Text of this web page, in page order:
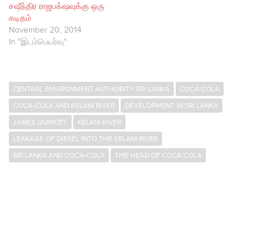
சஷீந்திர ராஜபக்‌ஷவுக்கு ஒரு
கடிதம்
November 20, 2014
In "இடம்பெயர்வு"
CENTRAL ENVIRONMENT AUTHORITY SRI LANKA
COCA COLA
COCA-COLA AND KELANI RIVER
DEVELOPMENT IN SRI LANKA
JAMES QUINCEY
KELANI RIVER
LEAKAGE OF DIESEL INTO THE KELANI RIVER
SRI LANKA AND COCA-COLA
THE HEAD OF COCA COLA